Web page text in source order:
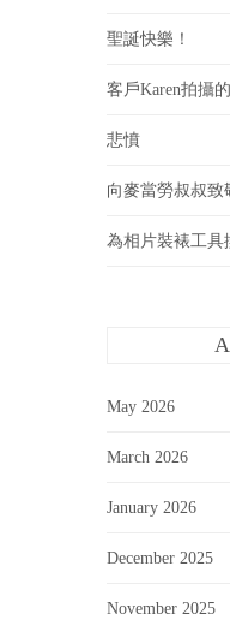
聖誕快樂！
客戶Karen拍攝
悲憤
向麥當勞叔叔致
為相片裝裱工具
May 2026
March 2026
January 2026
December 2025
November 2025